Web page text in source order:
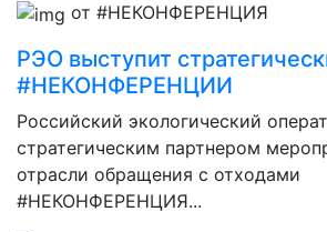
от #НЕКОНФЕРЕНЦИЯ
РЭО выступит
#НЕКОНФЕРЕНЦИИ
Российский экологический
стратегическим партнером
отрасли обращения с отходами
#НЕКОНФЕРЕНЦИЯ...